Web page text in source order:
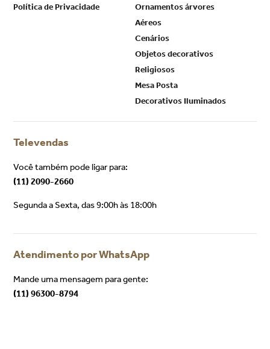
Política de Privacidade
Ornamentos árvores
Aéreos
Cenários
Objetos decorativos
Religiosos
Mesa Posta
Decorativos Iluminados
Televendas
Você também pode ligar para:
(11) 2090-2660
Segunda a Sexta, das 9:00h às 18:00h
Atendimento por WhatsApp
Mande uma mensagem para gente:
(11) 96300-8794